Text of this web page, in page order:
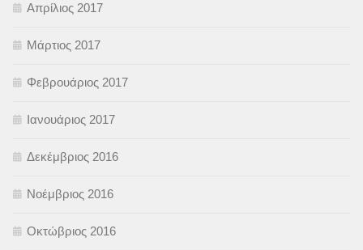
Απρίλιος 2017
Μάρτιος 2017
Φεβρουάριος 2017
Ιανουάριος 2017
Δεκέμβριος 2016
Νοέμβριος 2016
Οκτώβριος 2016